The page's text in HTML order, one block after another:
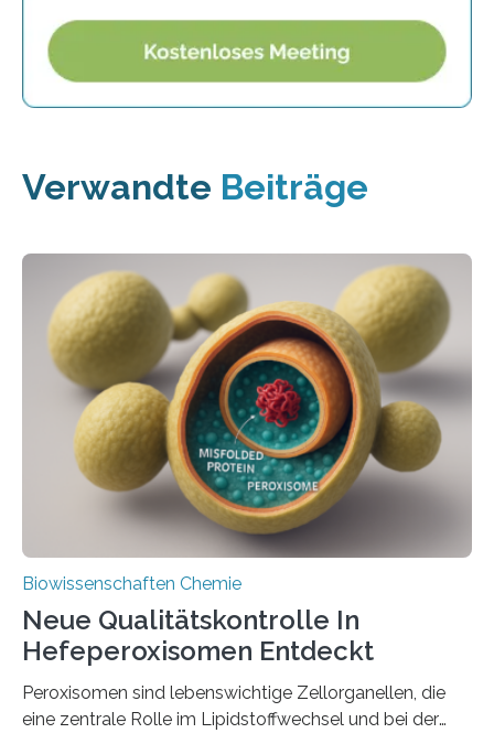
Verwandte Beiträge
Biowissenschaften Chemie
Neue Qualitätskontrolle In
Hefeperoxisomen Entdeckt
Peroxisomen sind lebenswichtige Zellorganellen, die
eine zentrale Rolle im Lipidstoffwechsel und bei der